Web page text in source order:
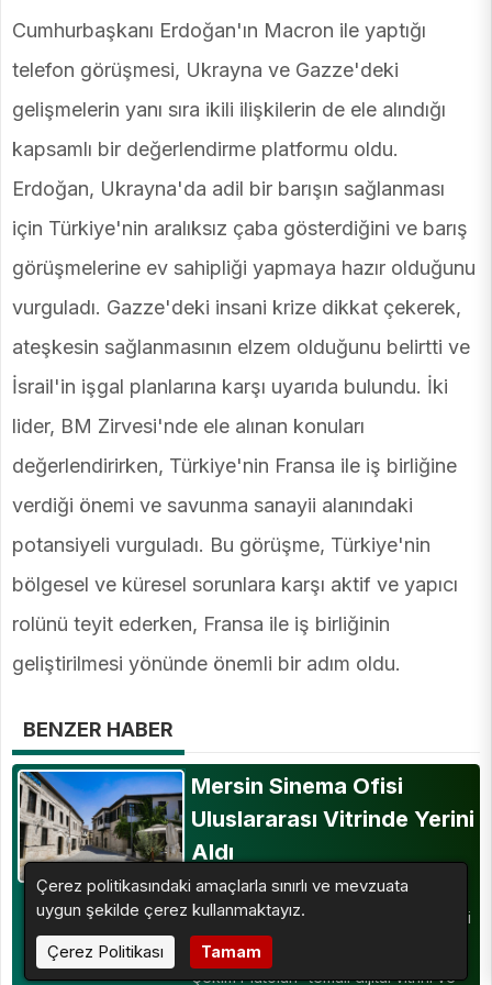
Cumhurbaşkanı Erdoğan'ın Macron ile yaptığı
telefon görüşmesi, Ukrayna ve Gazze'deki
gelişmelerin yanı sıra ikili ilişkilerin de ele alındığı
kapsamlı bir değerlendirme platformu oldu.
Erdoğan, Ukrayna'da adil bir barışın sağlanması
için Türkiye'nin aralıksız çaba gösterdiğini ve barış
görüşmelerine ev sahipliği yapmaya hazır olduğunu
vurguladı. Gazze'deki insani krize dikkat çekerek,
ateşkesin sağlanmasının elzem olduğunu belirtti ve
İsrail'in işgal planlarına karşı uyarıda bulundu. İki
lider, BM Zirvesi'nde ele alınan konuları
değerlendirirken, Türkiye'nin Fransa ile iş birliğine
verdiği önemi ve savunma sanayii alanındaki
potansiyeli vurguladı. Bu görüşme, Türkiye'nin
bölgesel ve küresel sorunlara karşı aktif ve yapıcı
rolünü teyit ederken, Fransa ile iş birliğinin
geliştirilmesi yönünde önemli bir adım oldu.
BENZER HABER
Mersin Sinema Ofisi
Uluslararası Vitrinde Yerini
Aldı
Mersin Büyükşehir Belediyesi Kültür,
Sanat ve Sosyal İşler Dairesi
Başkanlığı’na bağlı Mersin Sinema Ofisi
(MSO), Avrupa Film Komisyonları
Ağı’nın (EUFCN) “Dünyanın Doğal
Çekim Platoları” temalı dijital vitrini ve
Çerez politikasındaki amaçlarla sınırlı ve mevzuata
uygun şekilde çerez kullanmaktayız.
Çerez Politikası
Tamam